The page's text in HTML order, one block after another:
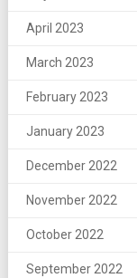
April 2023
March 2023
February 2023
January 2023
December 2022
November 2022
October 2022
September 2022